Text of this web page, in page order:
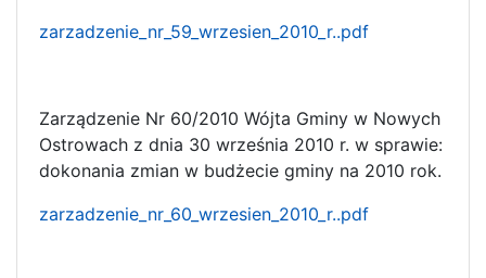
zarzadzenie_nr_59_wrzesien_2010_r..pdf
Zarządzenie Nr 60/2010 Wójta Gminy w Nowych
Ostrowach z dnia 30 września 2010 r. w sprawie:
dokonania zmian w budżecie gminy na 2010 rok.
zarzadzenie_nr_60_wrzesien_2010_r..pdf